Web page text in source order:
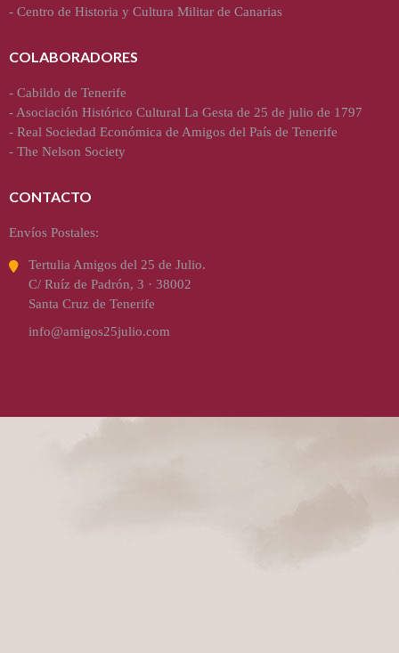
- Centro de Historia y Cultura Militar de Canarias
COLABORADORES
- Cabildo de Tenerife
- Asociación Histórico Cultural La Gesta de 25 de julio de 1797
- Real Sociedad Económica de Amigos del País de Tenerife
- The Nelson Society
CONTACTO
Envíos Postales:
Tertulia Amigos del 25 de Julio.
C/ Ruíz de Padrón, 3 · 38002
Santa Cruz de Tenerife
info@amigos25julio.com